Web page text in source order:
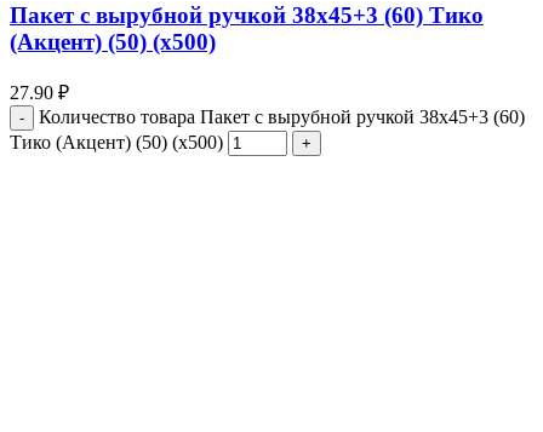
Пакет с вырубной ручкой 38х45+3 (60) Тико
(Акцент) (50) (х500)
27.90 ₽
Количество товара Пакет с вырубной ручкой 38х45+3 (60)
Тико (Акцент) (50) (х500)